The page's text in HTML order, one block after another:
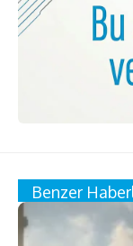
Benzer